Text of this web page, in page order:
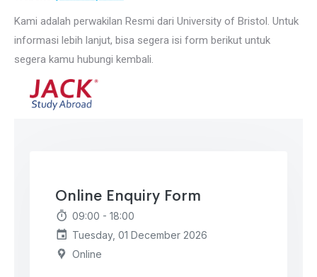
Kami adalah perwakilan Resmi dari University of Bristol. Untuk
informasi lebih lanjut, bisa segera isi form berikut untuk
segera kamu hubungi kembali.